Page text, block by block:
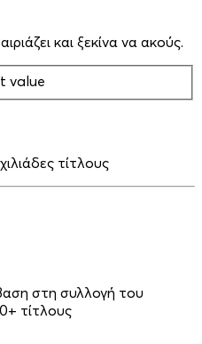
και ξεκίνα να ακούς.
value
τίτλους
στη συλλογή του
τίτλους